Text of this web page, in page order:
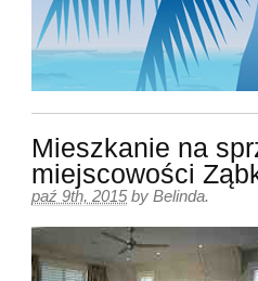
Mieszkanie na
miejscowości
paź 9th, 2015 by Belinda.